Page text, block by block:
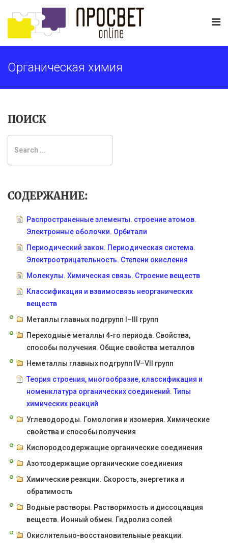
Органическая химия
ПОИСК
СОДЕРЖАНИЕ:
Распространенные элементы. строение атомов.
Электронные оболочки. Орбитали
Периодический закон. Периодическая система.
Электроотрицательность. Степени окисления
Молекулы. Химическая связь. Строение веществ
Классификация и взаимосвязь неорганических
веществ
Металлы главных подгрупп I–III групп
Переходные металлы 4-го периода. Свойства,
способы получения. Общие свойства металлов
Неметаллы главных подгрупп IV–VII групп
Теория строения, многообразие, классификация и
номенклатура органических соединений. Типы
химических реакций
Углеводороды. Гомология и изомерия. Химические
свойства и способы получения
Кислородсодержащие органические соединения
Азотсодержащие органические соединения
Химические реакции. Скорость, энергетика и
обратимость
Водные растворы. Растворимость и диссоциация
веществ. Ионный обмен. Гидролиз солей
Окислительно-восстановительные реакции.